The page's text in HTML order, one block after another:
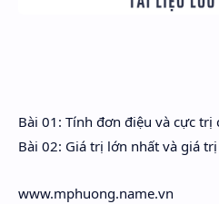
Bài 01: Tính đơn điệu và cực trị
Bài 02: Giá trị lớn nhất và giá
www.mphuong.name.vn